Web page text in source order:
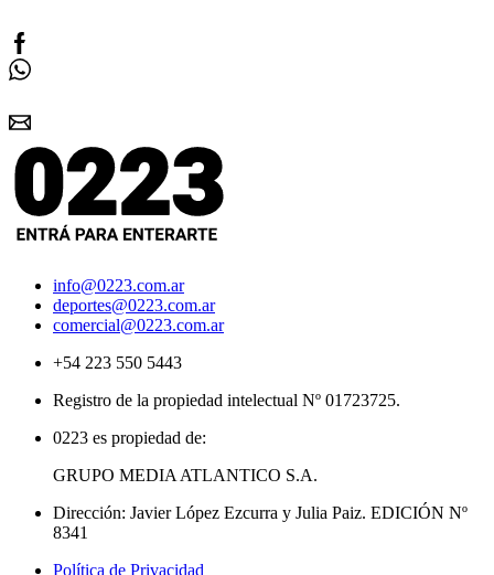
info@0223.com.ar
deportes@0223.com.ar
comercial@0223.com.ar
+54 223 550 5443
Registro de la propiedad intelectual Nº 01723725.
0223 es propiedad de:
GRUPO MEDIA ATLANTICO S.A.
Dirección: Javier López Ezcurra y Julia Paiz. EDICIÓN Nº
8341
Política de Privacidad